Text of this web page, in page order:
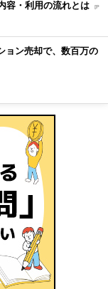
容・利用の流れとは [P
ョン売却で、数百万の